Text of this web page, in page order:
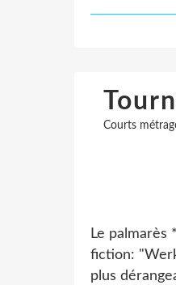
Courts
Le palmarès
fiction:
plus